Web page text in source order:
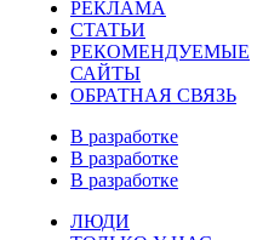
РЕКЛАМА
СТАТЬИ
РЕКОМЕНДУЕМЫЕ
САЙТЫ
ОБРАТНАЯ СВЯЗЬ
В разработке
В разработке
В разработке
ЛЮДИ